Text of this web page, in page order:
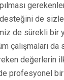
desteğini de
de sürekli bir
çalışmaları
değerlerin
profesyonel bir